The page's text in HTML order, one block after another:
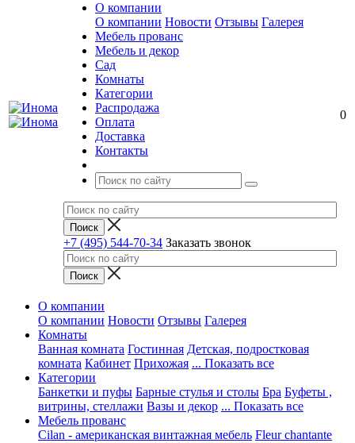
О компании
О компании Новости Отзывы Галерея
Мебель прованс
Мебель и декор
Сад
Комнаты
Категории
Распродажа
Оплата
Доставка
Контакты
+7 (495) 544-70-34 Заказать звонок
0
О компании
О компании Новости Отзывы Галерея
Комнаты
Ванная комната Гостинная Детская, подростковая
комната Кабинет Прихожая ... Показать все
Категории
Банкетки и пуфы Барные стулья и столы Бра Буфеты ,
витрины, стеллажи Вазы и декор ... Показать все
Мебель прованс
Cilan - американская винтажная мебель Fleur chantante